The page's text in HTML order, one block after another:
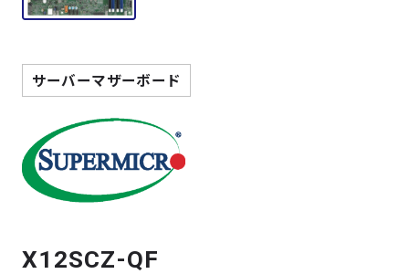
ニュース
よくある質問
サポート
会社案内
サーバーマザーボード
X12SCZ-QF